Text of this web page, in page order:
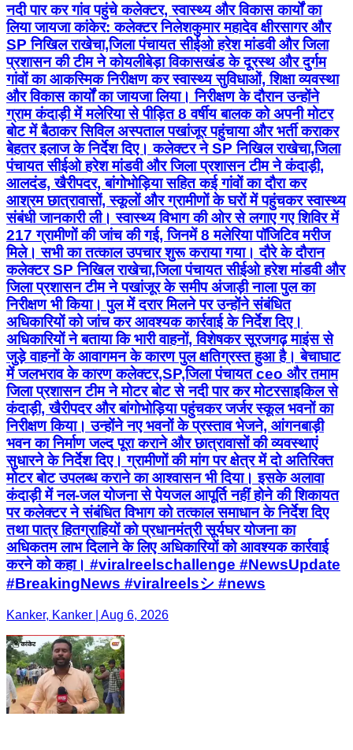
नदी पार कर गांव पहुंचे कलेक्टर, स्वास्थ्य और विकास कार्यों का
लिया जायजा कांकेर: कलेक्टर निलेशकुमार महादेव क्षीरसागर और
SP निखिल राखेचा,जिला पंचायत सीईओ हरेश मांडवी और जिला
प्रशासन की टीम ने कोयलीबेड़ा विकासखंड के दूरस्थ और दुर्गम
गांवों का आकस्मिक निरीक्षण कर स्वास्थ्य सुविधाओं, शिक्षा व्यवस्था
और विकास कार्यों का जायजा लिया। निरीक्षण के दौरान उन्होंने
ग्राम कंदाड़ी में मलेरिया से पीड़ित 8 वर्षीय बालक को अपनी मोटर
बोट में बैठाकर सिविल अस्पताल पखांजूर पहुंचाया और भर्ती कराकर
बेहतर इलाज के निर्देश दिए। कलेक्टर ने SP निखिल राखेचा,जिला
पंचायत सीईओ हरेश मांडवी और जिला प्रशासन टीम ने कंदाड़ी,
आलदंड, खैरीपदर, बांगोभोड़िया सहित कई गांवों का दौरा कर
आश्रम छात्रावासों, स्कूलों और ग्रामीणों के घरों में पहुंचकर स्वास्थ्य
संबंधी जानकारी ली। स्वास्थ्य विभाग की ओर से लगाए गए शिविर में
217 ग्रामीणों की जांच की गई, जिनमें 8 मलेरिया पॉजिटिव मरीज
मिले। सभी का तत्काल उपचार शुरू कराया गया। दौरे के दौरान
कलेक्टर SP निखिल राखेचा,जिला पंचायत सीईओ हरेश मांडवी और
जिला प्रशासन टीम ने पखांजूर के समीप अंजाड़ी नाला पुल का
निरीक्षण भी किया। पुल में दरार मिलने पर उन्होंने संबंधित
अधिकारियों को जांच कर आवश्यक कार्रवाई के निर्देश दिए।
अधिकारियों ने बताया कि भारी वाहनों, विशेषकर सूरजगढ़ माइंस से
जुड़े वाहनों के आवागमन के कारण पुल क्षतिग्रस्त हुआ है। बेचाघाट
में जलभराव के कारण कलेक्टर,SP,जिला पंचायत ceo और तमाम
जिला प्रशासन टीम ने मोटर बोट से नदी पार कर मोटरसाइकिल से
कंदाड़ी, खैरीपदर और बांगोभोड़िया पहुंचकर जर्जर स्कूल भवनों का
निरीक्षण किया। उन्होंने नए भवनों के प्रस्ताव भेजने, आंगनबाड़ी
भवन का निर्माण जल्द पूरा कराने और छात्रावासों की व्यवस्थाएं
सुधारने के निर्देश दिए। ग्रामीणों की मांग पर क्षेत्र में दो अतिरिक्त
मोटर बोट उपलब्ध कराने का आश्वासन भी दिया। इसके अलावा
कंदाड़ी में नल-जल योजना से पेयजल आपूर्ति नहीं होने की शिकायत
पर कलेक्टर ने संबंधित विभाग को तत्काल समाधान के निर्देश दिए
तथा पात्र हितग्राहियों को प्रधानमंत्री सूर्यघर योजना का
अधिकतम लाभ दिलाने के लिए अधिकारियों को आवश्यक कार्रवाई
करने को कहा। #viralreelschallenge #NewsUpdate
#BreakingNews #viralreelsシ #news
Kanker, Kanker | Aug 6, 2026